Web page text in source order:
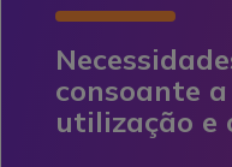
consoante
utilização e